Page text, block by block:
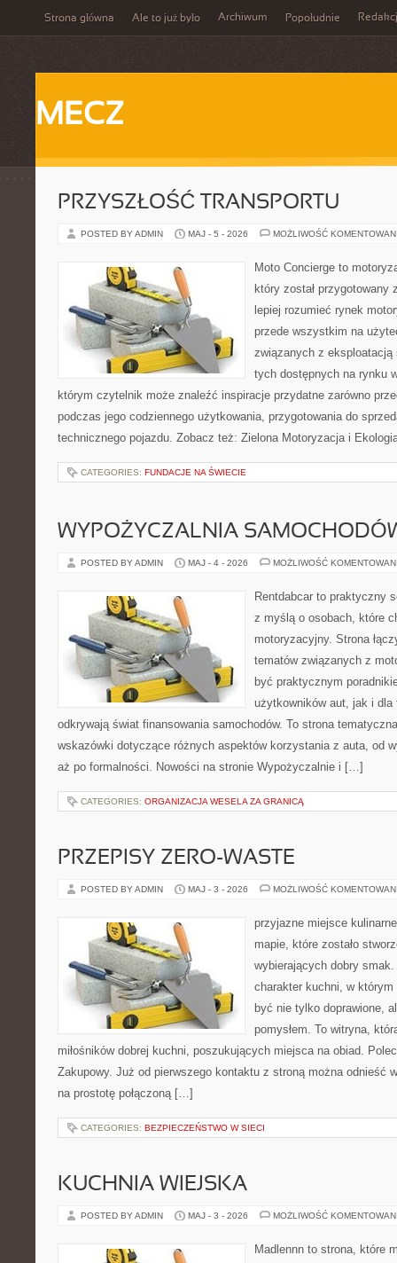
Strona główna Ale to już było Archiwum Popołudnie
MECZ
PRZYSZŁOŚĆ TRANSPORTU
POSTED BY ADMIN MAJ - 5 - 2026 MOŻLIWOŚĆ
Moto Concierge to
który został
lepiej rozumieć rynek
przede wszystkim na
związanych z eksploatacją
tych dostępnych na rynku
którym czytelnik może znaleźć inspiracje przydatne zarówno
podczas jego codziennego użytkowania, przygotowania do
technicznego pojazdu. Zobacz też: Zielona Motoryzacja i
CATEGORIES: FUNDACJE NA ŚWIECIE
WYPOŻYCZALNIA
POSTED BY ADMIN MAJ - 4 - 2026 MOŻLIWOŚĆ
Rentdabcar to praktyczny
z myślą o osobach, które
motoryzacyjny. Strona
tematów związanych z
być praktycznym
użytkowników aut, jak i
odkrywają świat finansowania samochodów. To strona
wskazówki dotyczące różnych aspektów korzystania z auta, od
aż po formalności. Nowości na stronie Wypożyczalnie i […]
CATEGORIES: ORGANIZACJA WESELA ZA GRANICĄ
PRZEPISY ZERO-WASTE
POSTED BY ADMIN MAJ - 3 - 2026 MOŻLIWOŚĆ
przyjazne miejsce
mapie, które zostało
wybierających dobry
charakter kuchni, w
być nie tylko doprawione,
pomysłem. To witryna,
miłośników dobrej kuchni, poszukujących miejsca na obiad.
Zakupowy. Już od pierwszego kontaktu z stroną można odnieść
na prostotę połączoną […]
CATEGORIES: BEZPIECZEŃSTWO W SIECI
KUCHNIA WIEJSKA
POSTED BY ADMIN MAJ - 3 - 2026 MOŻLIWOŚĆ
Madlennn to strona, które